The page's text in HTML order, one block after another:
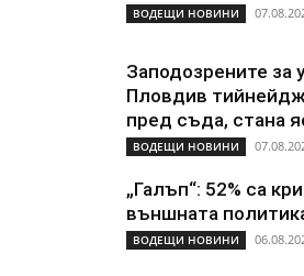
ВОДЕЩИ НОВИНИ
Заподозрените за
Пловдив
пред съда, стана
ВОДЕЩИ НОВИНИ
„Галъп“: 52% са
външната
ВОДЕЩИ НОВИНИ